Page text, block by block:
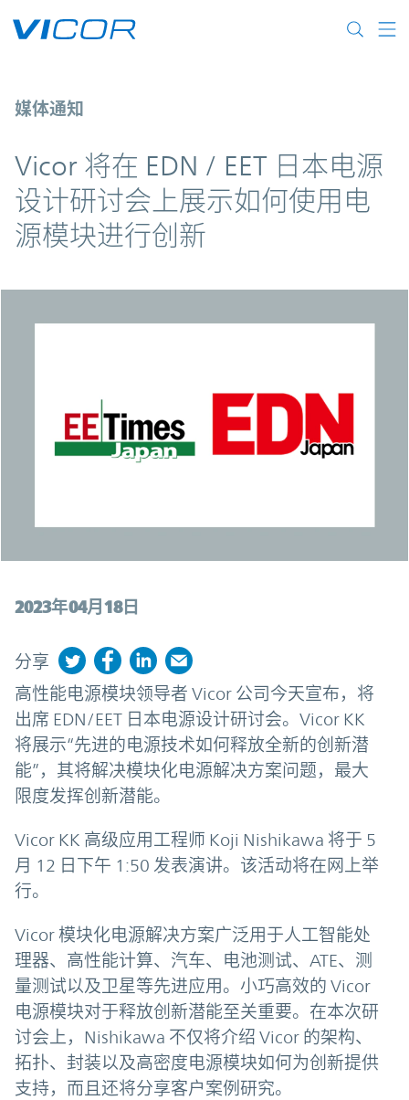
Vicor 将在 EDN / EET 日本电源设计研讨
媒体通知
Vicor 将在 EDN / EET 日本电源
设计研讨会上展示如何使用电
源模块进行创新
2023年04月18日
分享
高性能电源模块领导者 Vicor 公司今天宣布，将
出席 EDN/EET 日本电源设计研讨会。Vicor KK
将展示“先进的电源技术如何释放全新的创新潜
能”，其将解决模块化电源解决方案问题，最大
限度发挥创新潜能。
Vicor KK 高级应用工程师 Koji Nishikawa 将于 5
月 12 日下午 1:50 发表演讲。该活动将在网上举
行。
Vicor 模块化电源解决方案广泛用于人工智能处
理器、高性能计算、汽车、电池测试、ATE、测
量测试以及卫星等先进应用。小巧高效的 Vicor
电源模块对于释放创新潜能至关重要。在本次研
讨会上，Nishikawa 不仅将介绍 Vicor 的架构、
拓扑、封装以及高密度电源模块如何为创新提供
支持，而且还将分享客户案例研究。